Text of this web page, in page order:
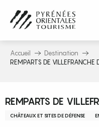
contenu
principal
Accueil
Destination
REMPARTS DE VILLEFRANCHE
REMPARTS DE
CHÂTEAUX ET SITES DE DÉFENSE